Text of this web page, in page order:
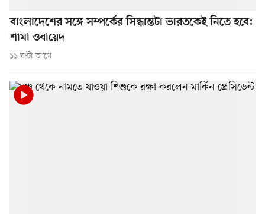
বাংলাদেশের সঙ্গে সম্পর্কের সিদ্ধান্তটা ভারতকেই নিতে হবে:
শামা ওবায়েদ
১১ ঘণ্টা আগে